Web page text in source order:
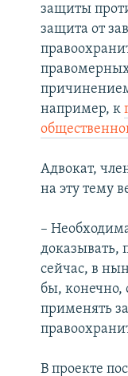
защиты
защита от
например, к
Адвокат,
на эту тему
–
доказывать,
сейчас, в
бы, конечно,
применять
В проекте